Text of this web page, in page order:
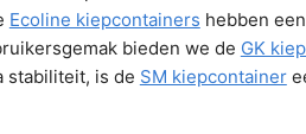
Ecoline kiepcontainers hebben
bieden we de GK
stabiliteit, is de SM kiepcontainer